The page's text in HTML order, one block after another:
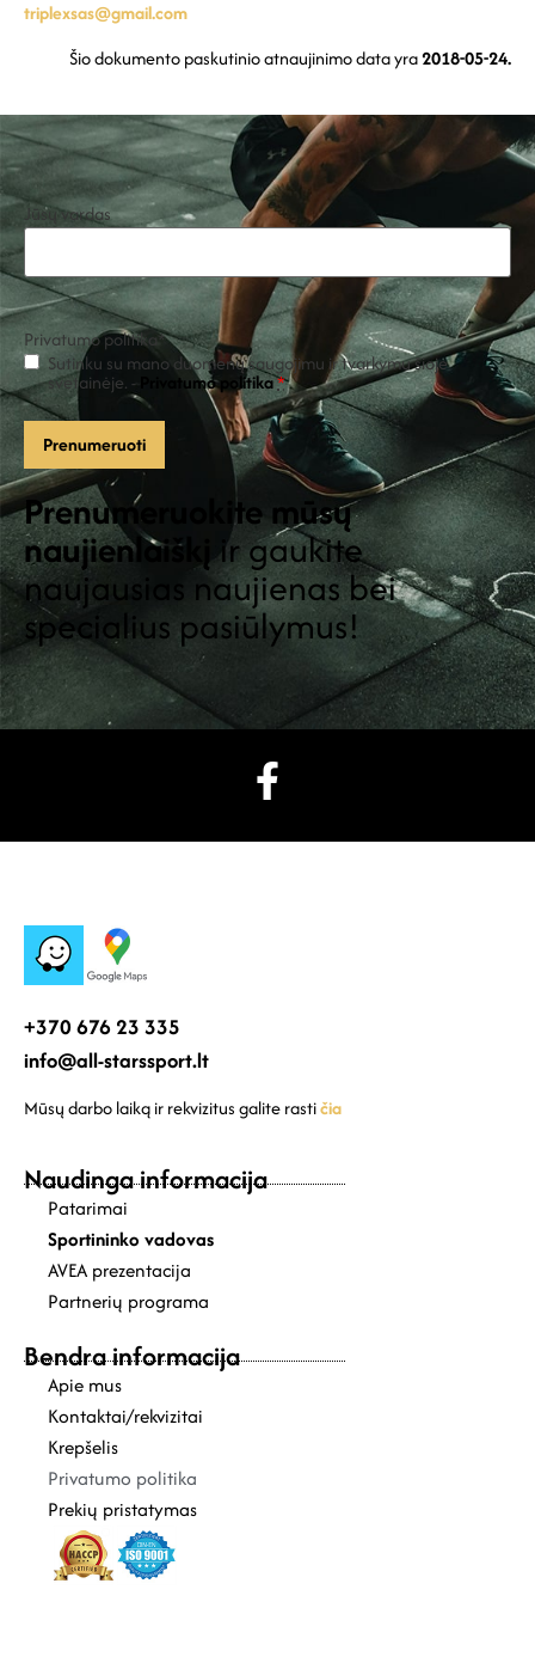
triplexsas@gmail.com
Šio dokumento paskutinio atnaujinimo data yra2018-05-24.
Jūsų vardas
Privatumo politika*
Sutinku su mano duomenų saugojimu ir tvarkymu šioje
svetainėje. - Privatumo politika*
Prenumeruokite mūsų
naujienlaiškįir gaukite
naujausias naujienas bei
specialius pasiūlymus!
+370 676 23 335
info@all-starssport.lt
Mūsų darbo laiką ir rekvizitus galite rastičia
Naudinga informacija
Patarimai
Sportininko vadovas
AVEA prezentacija
Partnerių programa
Bendra informacija
Apie mus
Kontaktai/rekvizitai
Krepšelis
Privatumo politika
Prekių pristatymas